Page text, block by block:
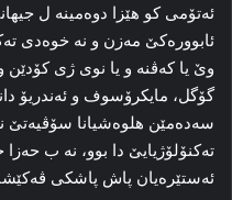
ئەتۆمی کو هێزا دوەمینە ل
ئابوورەکێ مەزن و نە خوەدی
وێ یا کەڤنە و یا نوی ژی کۆدێن
گۆگل، مایکرۆسوف و ئەندریۆ
سەدەمێن هلوەشیانا سۆڤیەتێ
تەکنۆلۆژیایێ دا بوو، نە ب
ئەستێرەیان پاش پاشکی ڤەکێشا(١٩٨٠-